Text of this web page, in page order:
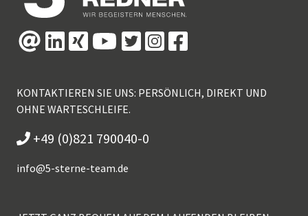
KONTAKTIEREN SIE UNS: PERSÖNLICH, DIREKT UND
OHNE WARTESCHLEIFE.
+49 (0)821 790040-0
info@5-sterne-team.de